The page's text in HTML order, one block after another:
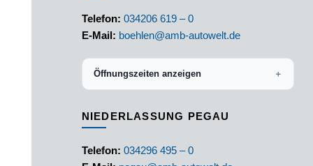
Telefon: 034206 619 – 0
E-Mail: boehlen@amb-autowelt.de
Öffnungszeiten anzeigen ＋
NIEDERLASSUNG PEGAU
Telefon: 034296 495 – 0